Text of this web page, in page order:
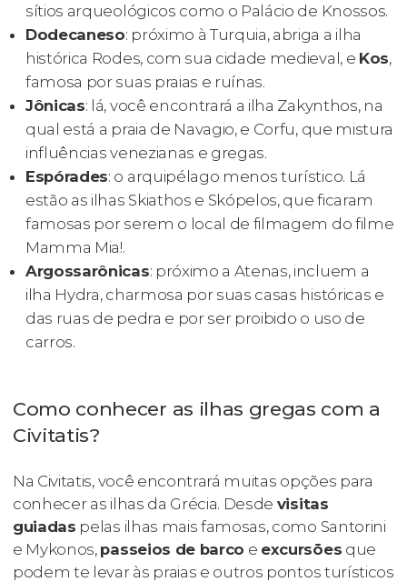
sítios arqueológicos como o Palácio de Knossos.
Dodecaneso: próximo à Turquia, abriga a ilha
histórica Rodes, com sua cidade medieval, e Kos,
famosa por suas praias e ruínas.
Jônicas: lá, você encontrará a ilha Zakynthos, na
qual está a praia de Navagio, e Corfu, que mistura
influências venezianas e gregas.
Espórades: o arquipélago menos turístico. Lá
estão as ilhas Skiathos e Skópelos, que ficaram
famosas por serem o local de filmagem do filme
Mamma Mia!.
Argossarônicas: próximo a Atenas, incluem a
ilha Hydra, charmosa por suas casas históricas e
das ruas de pedra e por ser proibido o uso de
carros.
Como conhecer as ilhas gregas com a
Civitatis?
Na Civitatis, você encontrará muitas opções para
conhecer as ilhas da Grécia. Desde visitas
guiadas pelas ilhas mais famosas, como Santorini
e Mykonos, passeios de barco e excursões que
podem te levar às praias e outros pontos turísticos